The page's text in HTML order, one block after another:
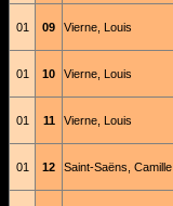
01 09 Vierne, Louis
01 10 Vierne, Louis
01 11 Vierne, Louis
01 12 Saint-Saëns, Camille